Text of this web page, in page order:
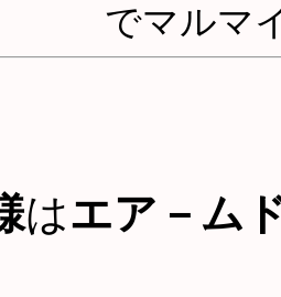
でマルマ
はエア－ム